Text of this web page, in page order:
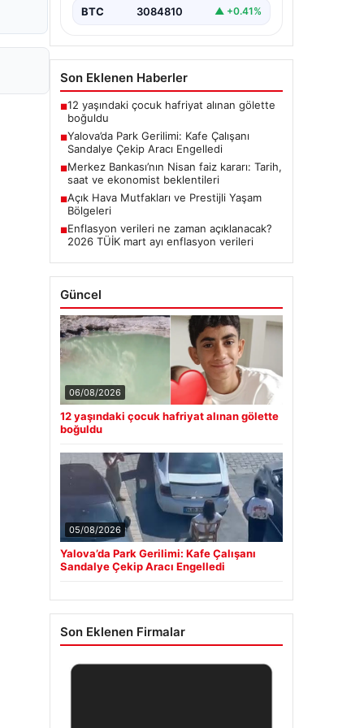
BTC 3084810 ▲ +0.41%
Son Eklenen Haberler
■12 yaşındaki çocuk hafriyat alınan gölette
boğuldu
■Yalova’da Park Gerilimi: Kafe Çalışanı
Sandalye Çekip Aracı Engelledi
■Merkez Bankası’nın Nisan faiz kararı: Tarih,
saat ve ekonomist beklentileri
■Açık Hava Mutfakları ve Prestijli Yaşam
Bölgeleri
■Enflasyon verileri ne zaman açıklanacak?
2026 TÜİK mart ayı enflasyon verileri
Güncel
06/08/2026
12 yaşındaki çocuk hafriyat alınan gölette
boğuldu
05/08/2026
Yalova’da Park Gerilimi: Kafe Çalışanı
Sandalye Çekip Aracı Engelledi
Son Eklenen Firmalar